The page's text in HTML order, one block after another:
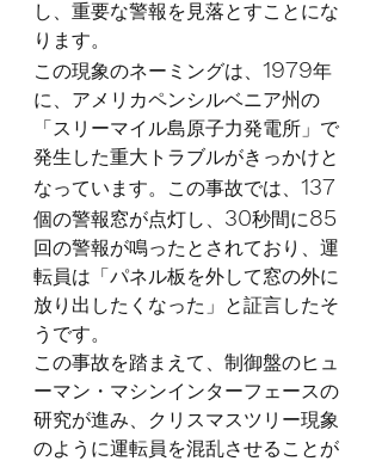
し、重要な警報を見落とすことにな
ります。
この現象のネーミングは、 1979年
に、アメリカペンシルベニア州の
「スリーマイル島原子力発電所」で
発生した重大トラブルがきっかけと
なっています。この事故では、 137
個の警報窓が点灯し、 30秒間に85
回の警報が鳴ったとされており、運
転員は「パネル板を外して窓の外に
放り出したくなった」と証言したそ
うです。
この事故を踏まえて、制御盤のヒュ
ーマン・マシンインターフェースの
研究が進み、クリスマスツリー現象
のように運転員を混乱させることが